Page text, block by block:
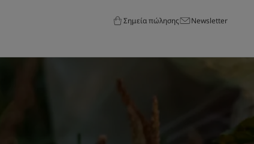
Σημεία πώλησης Newsletter